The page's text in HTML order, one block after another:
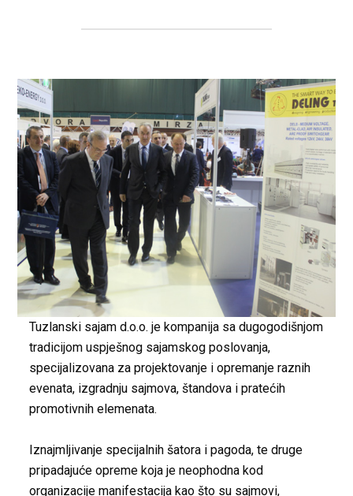
Tuzlanski sajam d.o.o. je kompanija sa dugogodišnjom
tradicijom uspješnog sajamskog poslovanja,
specijalizovana za projektovanje i opremanje raznih
evenata, izgradnju sajmova, štandova i pratećih
promotivnih elemenata.
Iznajmljivanje specijalnih šatora i pagoda, te druge
pripadajuće opreme koja je neophodna kod
organizacije manifestacija kao što su sajmovi,